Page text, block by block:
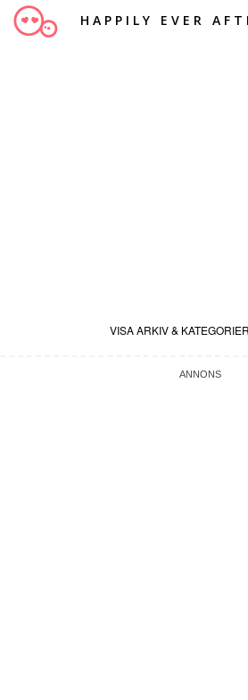
HAPPILY EVER
VISA ARKIV & KATEGORIER